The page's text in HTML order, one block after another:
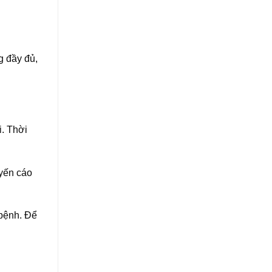
đầy đủ,
Thời
cáo
Để